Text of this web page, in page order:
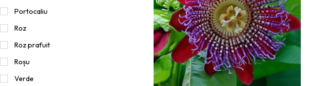
Portocaliu
Roz
Roz prafuit
Roșu
Verde